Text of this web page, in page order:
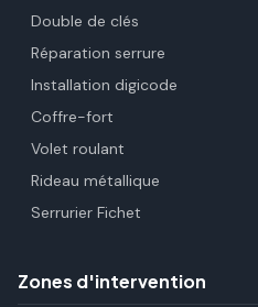
Double de clés
Réparation serrure
Installation digicode
Coffre-fort
Volet roulant
Rideau métallique
Serrurier Fichet
Zones d'intervention